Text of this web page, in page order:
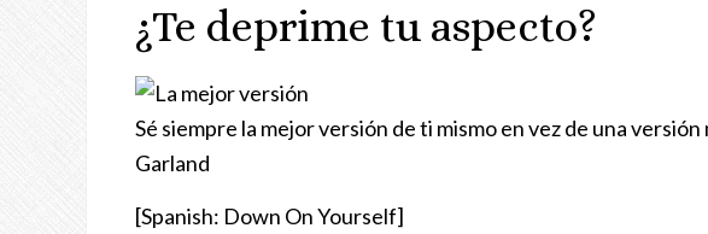
¿Te deprime tu aspecto?
Sé siempre la mejor versión de ti mismo en vez de una
Garland
[Spanish: Down On Yourself]